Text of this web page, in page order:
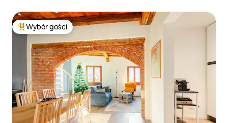
Najpopularniejsze z kategorii Wybór gości
Wybór gości